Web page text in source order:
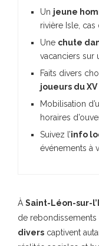
Un jeune
rivière Isle, cas
Une chute
vacanciers sur
Faits divers
joueurs du
Mobilisation
horaires
Suivez l’info
événements à
À Saint-Léon-sur-
de rebondissements
divers captivent